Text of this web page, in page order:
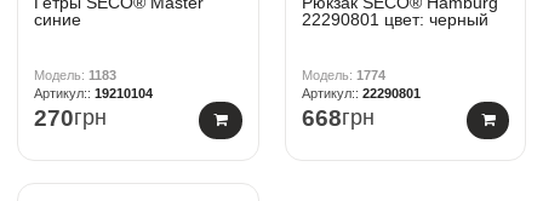
синие
1183
19210104
270грн
22290801 цвет: черный
1774
22290801
668грн